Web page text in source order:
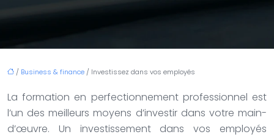
/ Business & finance / Investissez dans vos employés
La formation en perfectionnement professionnel est
l’un des meilleurs moyens d’investir dans votre main-
d’œuvre. Un investissement dans vos employés